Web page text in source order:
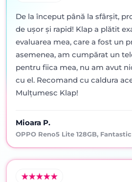
De la început până la sfârșit,
de ușor și rapid! Klap a plătit
evaluarea mea, care a fost un
asemenea, am cumpărat un
pentru fiica mea, nu am avut
cu el. Recomand cu caldura
Mulțumesc Klap!
Mioara P.
OPPO Reno5 Lite 128GB,